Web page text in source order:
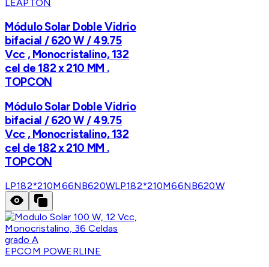
LEAPTON
Módulo Solar Doble Vidrio
bifacial / 620 W / 49.75
Vcc , Monocristalino, 132
cel de 182 x 210 MM .
TOPCON
Módulo Solar Doble Vidrio
bifacial / 620 W / 49.75
Vcc , Monocristalino, 132
cel de 182 x 210 MM .
TOPCON
LP182*210M66NB620WLP182*210M66NB620W
EPCOM POWERLINE